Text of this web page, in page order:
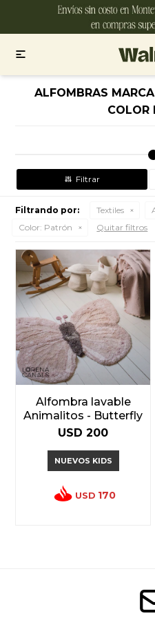

ALFOMBRAS
COLOR
Filtrando por: Textiles
Color: Patrón Quitar filtros
Alfombra lavable
Animalitos - Butterfly
USD 200
NUEVOS KIDS
USD 170